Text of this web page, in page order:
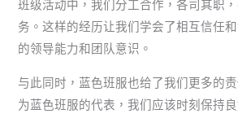
班级活动中，我们分工合作，各司其职
务。这样的经历让我们学会了相互信任
的领导能力和团队意识。
与此同时，蓝色班服也给了我们更多的
为蓝色班服的代表，我们应该时刻保持